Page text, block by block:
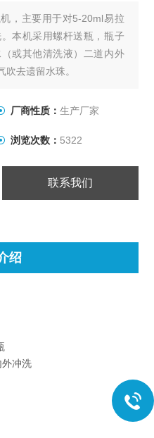
，主要用于对5-20ml易拉
本机采用螺杆送瓶，瓶子
或其他清洗液）二道内外
去遗留水珠。
厂商性质： 生产厂家
浏览次数： 5322
联系我们
绍
冲洗